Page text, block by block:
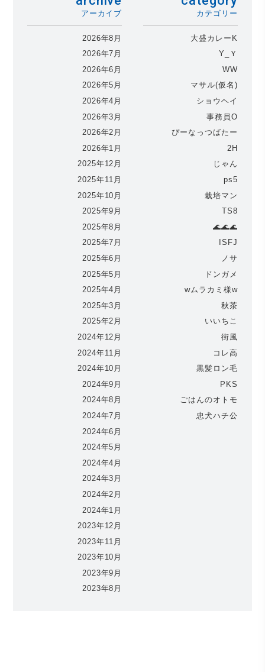
アーカイブ
2026年8月
2026年7月
2026年6月
2026年5月
2026年4月
2026年3月
2026年2月
2026年1月
2025年12月
2025年11月
2025年10月
2025年9月
2025年8月
2025年7月
2025年6月
2025年5月
2025年4月
2025年3月
2025年2月
2024年12月
2024年11月
2024年10月
2024年9月
2024年8月
2024年7月
2024年6月
2024年5月
2024年4月
2024年3月
2024年2月
2024年1月
2023年12月
2023年11月
2023年10月
2023年9月
2023年8月
カテゴリー
大盛カレーK
Y_Ｙ
WW
マサル(仮名)
ショウヘイ
事務員O
ぴーなっつばたー
2H
じゃん
ps5
栽培マン
TS8
🌊🌊🌊
ISFJ
ノサ
ドンガメ
wムラカミ様w
秋茶
いいちこ
街風
コレ高
黒髪ロン毛
PKS
ごはんのオトモ
忠犬ハチ公